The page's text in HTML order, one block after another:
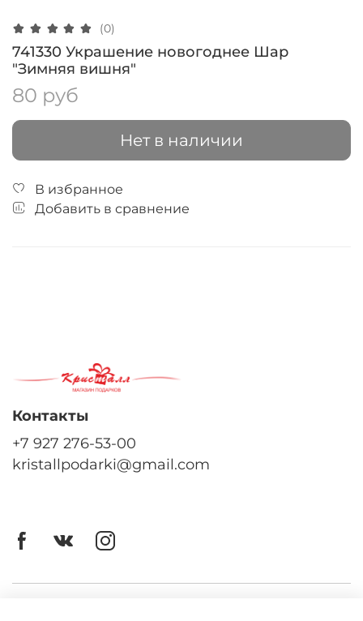
(0)
741330 Украшение новогоднее Шар
"Зимняя вишня"
80 руб
Нет в наличии
В избранное
Добавить в сравнение
Контакты
+7 927 276-53-00
kristallpodarki@gmail.com